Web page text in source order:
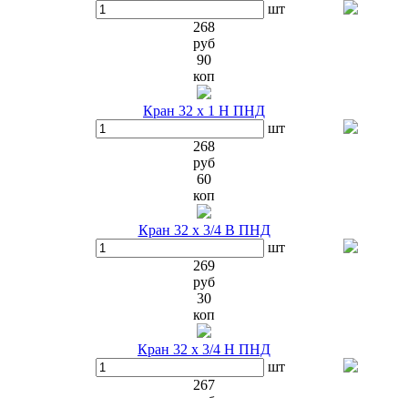
шт
268
руб
90
коп
Кран 32 х 1 Н ПНД
шт
268
руб
60
коп
Кран 32 х 3/4 В ПНД
шт
269
руб
30
коп
Кран 32 х 3/4 Н ПНД
шт
267